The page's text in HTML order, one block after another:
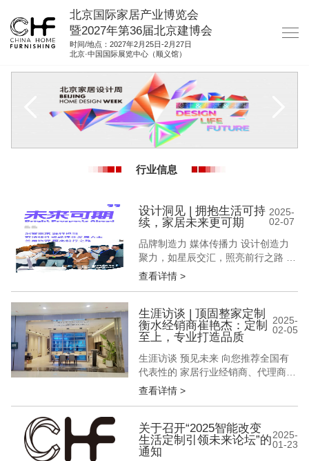
北京国际家居产业博览会
暨2027年第36届北京建博会
时间/地点：2027年2月25日-2月27日
北京·中国国际展览中心（顺义馆）
集团展会
参展联络
行业信息
设计洞见 | 拥抱生活可持
续，家居未来更可期
2025-
02-07
品牌制造力 媒体传播力 设计创造力
聚力，如星辰交汇，照亮前行之路 构
筑交流平台 深挖产品精髓 拓展市场
焦点，似浪潮席卷各个领域，深刻影
响着人们的生产活动与生活方式。
“可持续性”覆盖生态环保、健康安
全、资源节约、人文关怀等，关...
查看详情 >
生涯访谈 | 顶固整家定制
衡水经销商崔艳杰：定制
至上，专业打造品质
2025-
02-05
生涯访谈 预见未来 向您推荐全国有
代表性的 家居行业经销商、代理商
设计师、装修公司工作者 讲述他们的
销商 崔艳杰 在琳琅满目的家居品牌
中，崔艳杰凭借其独到的眼光和专业
的背景，成为了顶固品牌在衡水的优
查看详情 >
关于召开“2025智能改变
生活定制引领未来论坛”的
通知
2025-
01-23